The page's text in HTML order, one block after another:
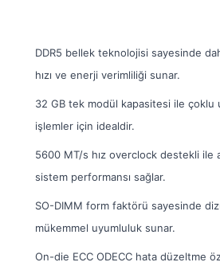
DDR5 bellek teknolojisi sayesinde
hızı ve enerji verimliliği sunar.
32 GB tek modül kapasitesi ile çoklu
işlemler için idealdir.
5600 MT/s hız overclock destekli ile
sistem performansı sağlar.
SO-DIMM form faktörü sayesinde
mükemmel uyumluluk sunar.
On-die ECC ODECC hata düzeltme